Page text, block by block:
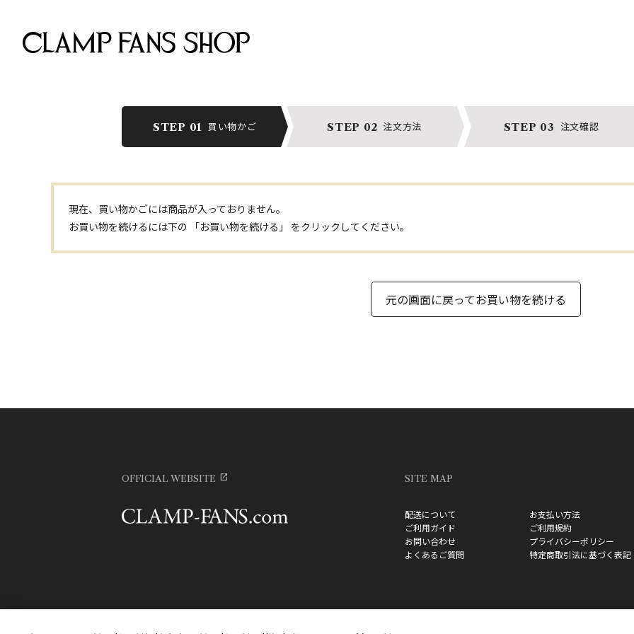
STEP 01 買い物かご STEP 02 注文方法 STEP 03 注文確認
現在、買い物かごには商品が入っておりません。
お買い物を続けるには下の 「お買い物を続ける」 をクリックしてください。
元の画面に戻ってお買い物を続ける
OFFICIAL WEBSITE SITE MAP
配送について
お支払い方法
ご利用ガイド
ご利用規約
お問い合わせ
プライバシーポリシー
よくあるご質問
特定商取引法に基づく表記